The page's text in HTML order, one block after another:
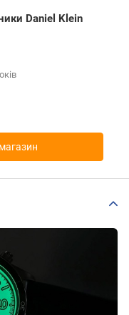
Daniel Klein